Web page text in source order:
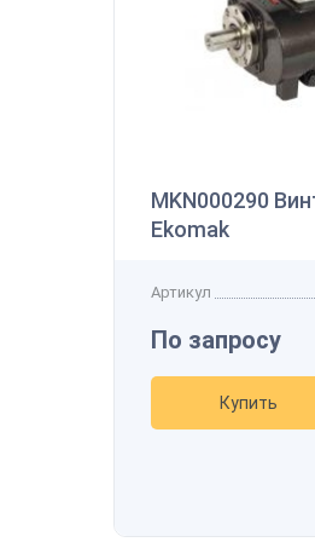
MKN000290
Ekomak
Артикул
По запросу
Купить